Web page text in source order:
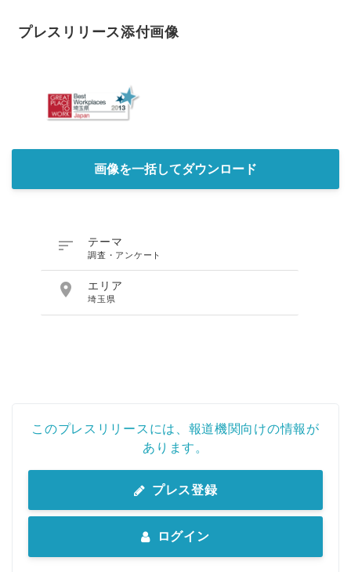
プレスリリース添付画像
画像を一括してダウンロード
 テーマ
調査・アンケート
 エリア
埼玉県
このプレスリリースには、報道機関向けの情報が
あります。
プレス登録
ログイン